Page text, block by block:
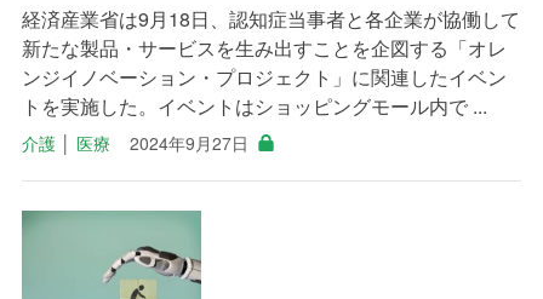
経済産業省は9月18日、認知症当事者と各企業が協働して
新たな製品・サービスを生み出すことを企図する「オレ
ンジイノベーション・プロジェクト」に関連したイベン
トを実施した。イベントはショッピングモール内で ...
介護│ 医療 2024年9月27日